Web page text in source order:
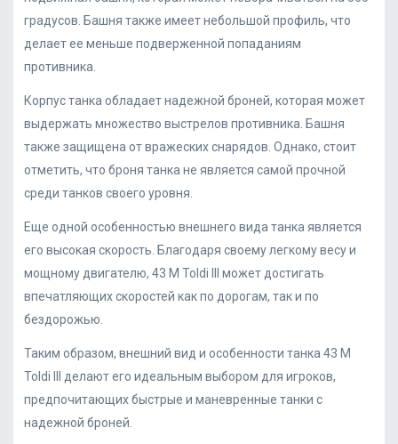
градусов. Башня также имеет небольшой профиль, что
делает ее меньше подверженной попаданиям
противника.
Корпус танка обладает надежной броней, которая может
выдержать множество выстрелов противника. Башня
также защищена от вражеских снарядов. Однако, стоит
отметить, что броня танка не является самой прочной
среди танков своего уровня.
Еще одной особенностью внешнего вида танка является
его высокая скорость. Благодаря своему легкому весу и
мощному двигателю, 43 M Toldi III может достигать
впечатляющих скоростей как по дорогам, так и по
бездорожью.
Таким образом, внешний вид и особенности танка 43 M
Toldi III делают его идеальным выбором для игроков,
предпочитающих быстрые и маневренные танки с
надежной броней.